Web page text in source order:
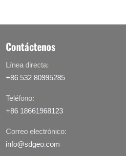
Contáctenos
Línea directa:
+86 532 80995285
Teléfono:
+86 18661968123
Correo electrónico:
info@sdgeo.com